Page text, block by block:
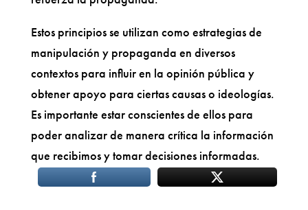
Estos principios se utilizan como estrategias de
manipulación y propaganda en diversos
contextos para influir en la opinión pública y
obtener apoyo para ciertas causas o ideologías.
Es importante estar conscientes de ellos para
poder analizar de manera crítica la información
que recibimos y tomar decisiones informadas.